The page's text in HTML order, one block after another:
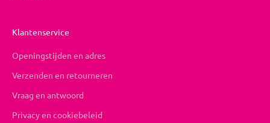
Klantenservice
Openingstijden en adres
Verzenden en retourneren
Vraag en antwoord
Privacy en cookiebeleid